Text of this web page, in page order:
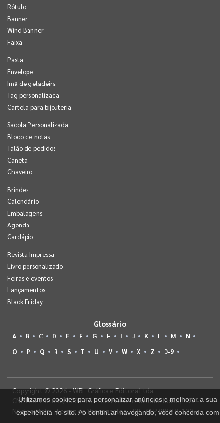
Rótulo
Banner
Wind Banner
Faixa
Pasta
Envelope
Imã de geladeira
Tag personalizada
Cartela para bijouteria
Sacola Personalizada
Bloco de notas
Talão de pedidos
Caneta
Chaveiro
Brindes
Calendário
Embalagens
Agenda
Cardápio
Revista Impressa
Livro personalizado
Feiras e eventos
Lançamentos
Black Friday
Glossário
A B C D E F G H I J K L M
N
O
P Q R S T U V W X Z 0-9
Copyright © 2026 - WBL Gráfica e Editora Ltda.
CNPJ 08.142.850/0001-36 - Rua Prefeito Takume Koike, 499 -
Núcleo Itaim - Ferraz de Vasconcelos - SP - CEP 08538-100
Utilizamos cookies para personalizar anúncios e melhorar a sua
experiência no site. Ao continuar navegando, você concorda com